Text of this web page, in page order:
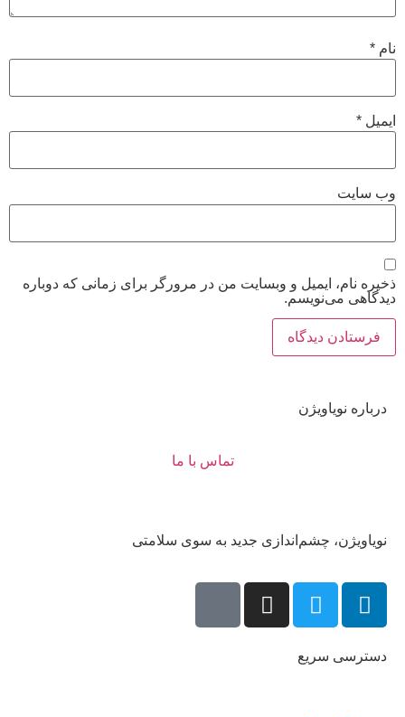
نام *
ایمیل *
وب‌ سایت
ذخیره نام، ایمیل و وبسایت من در مرورگر برای زمانی که دوباره
دیدگاهی می‌نویسم.
درباره نویاویژن
تماس با ما
نویاویژن، چشم‌اندازی جدید به سوی سلامتی
دسترسی سریع